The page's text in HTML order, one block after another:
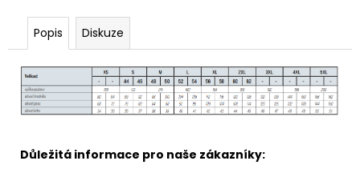
Popis Diskuze
Důležitá informace pro naše zákazníky: